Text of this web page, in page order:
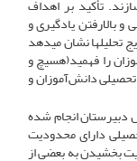
تأکید بر اهداف
بالارفتن یادگیری و
تحلیل­ها نشان می­دهد
را فهمید(هسیچ و
تحصیلی دانش‌آموزان و
انجام شده
دارای محدودیت
بخشیدن به بعضی از